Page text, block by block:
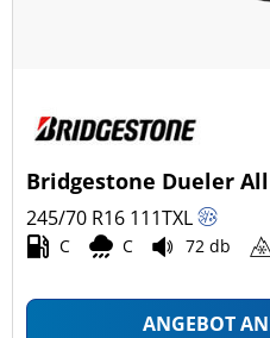
Bridgestone Dueler
245/70 R16 111TXL
C C 72 db
ANGEBOT